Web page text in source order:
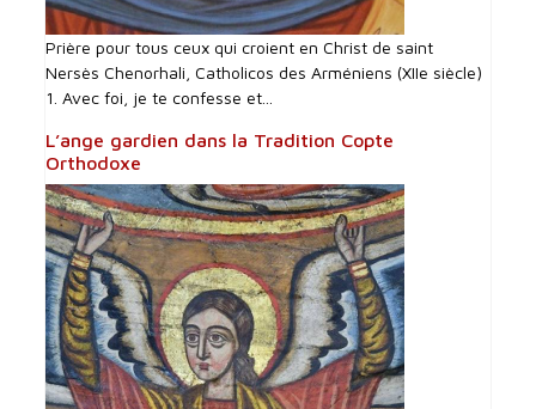
Prière pour tous ceux qui croient en Christ de saint
Nersès Chenorhali, Catholicos des Arméniens (XIIe siècle)
1. Avec foi, je te confesse et...
L’ange gardien dans la Tradition Copte
Orthodoxe